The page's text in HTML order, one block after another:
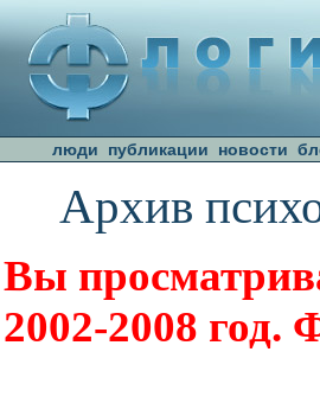
люди публикации новости
Архив
Вы
2002-2008 год.